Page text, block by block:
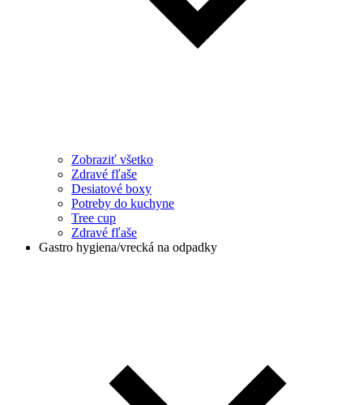
Zobraziť všetko
Zdravé fľaše
Desiatové boxy
Potreby do kuchyne
Tree cup
Zdravé fľaše
Gastro hygiena/vrecká na odpadky